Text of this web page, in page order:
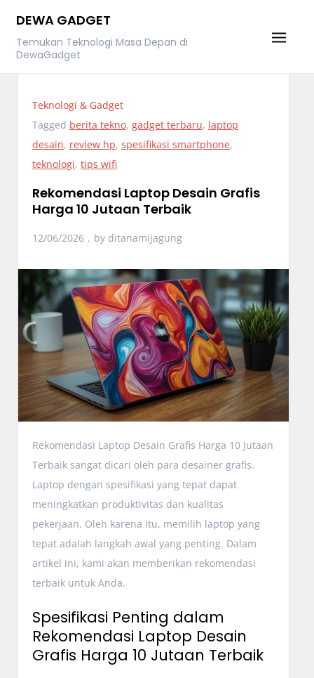
content
DEWA GADGET
Temukan Teknologi Masa Depan di
DewaGadget
Teknologi & Gadget
Tagged berita tekno, gadget terbaru, laptop
desain, review hp, spesifikasi smartphone,
teknologi, tips wifi
Rekomendasi Laptop Desain Grafis
Harga 10 Jutaan Terbaik
12/06/2026 by ditanamijagung
Rekomendasi Laptop Desain Grafis Harga 10 Jutaan
Terbaik sangat dicari oleh para desainer grafis.
Laptop dengan spesifikasi yang tepat dapat
meningkatkan produktivitas dan kualitas
pekerjaan. Oleh karena itu, memilih laptop yang
tepat adalah langkah awal yang penting. Dalam
artikel ini, kami akan memberikan rekomendasi
terbaik untuk Anda.
Spesifikasi Penting dalam
Rekomendasi Laptop Desain
Grafis Harga 10 Jutaan Terbaik